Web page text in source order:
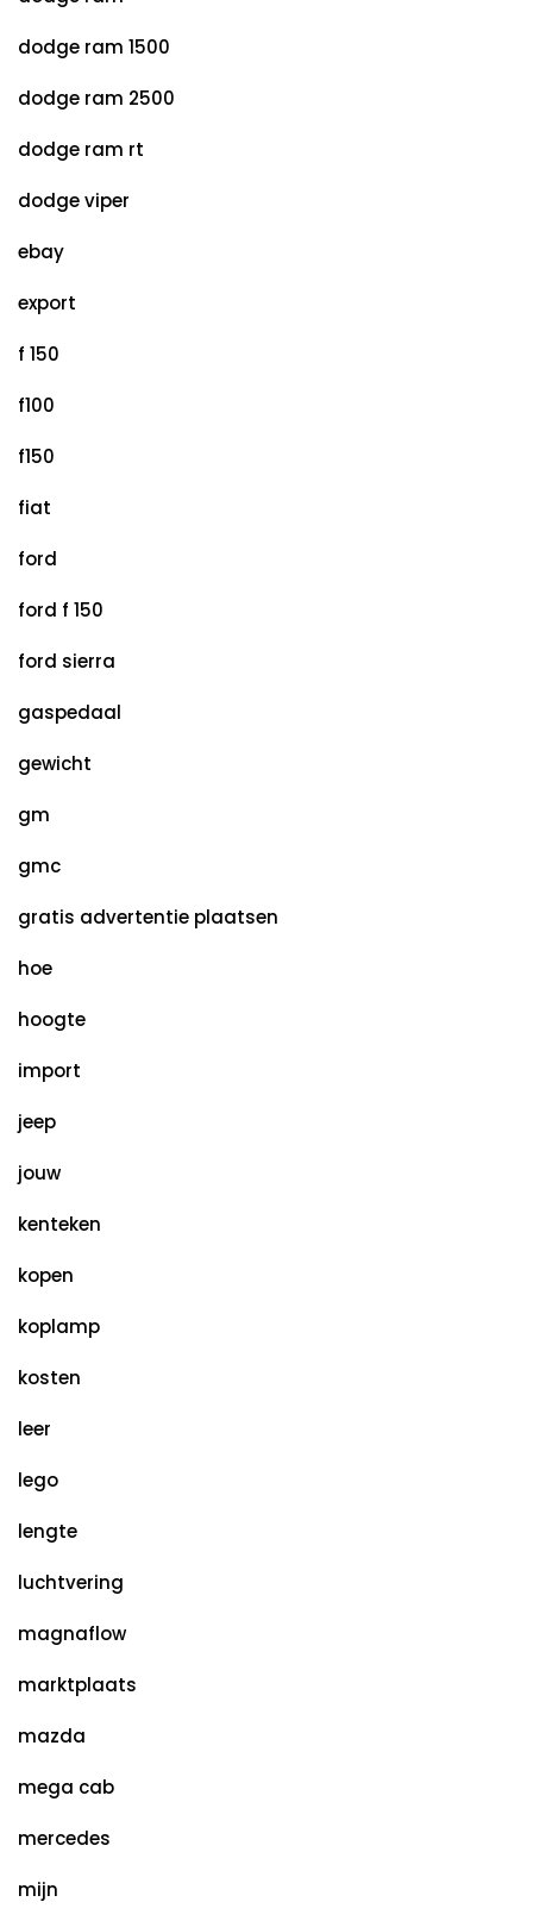
dodge ram 1500
dodge ram 2500
dodge ram rt
dodge viper
ebay
export
f 150
f100
f150
fiat
ford
ford f 150
ford sierra
gaspedaal
gewicht
gm
gmc
gratis advertentie plaatsen
hoe
hoogte
import
jeep
jouw
kenteken
kopen
koplamp
kosten
leer
lego
lengte
luchtvering
magnaflow
marktplaats
mazda
mega cab
mercedes
mijn